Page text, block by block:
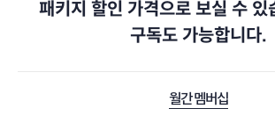
패키지 할인 가격으로 보실 수 있
구독도 가능합니다.
월간 멤버십